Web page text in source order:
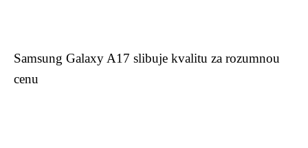
Samsung Galaxy A17 slibuje kvalitu za rozumnou
cenu